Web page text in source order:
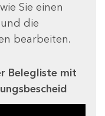
Sie einen
die
bearbeiten.
Belegliste mit